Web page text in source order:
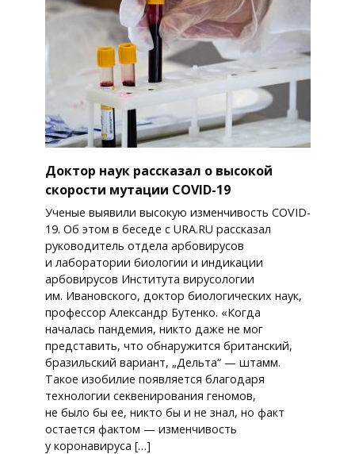
Доктор наук рассказал о высокой
скорости мутации COVID-19
Ученые выявили высокую изменчивость COVID-
19. Об этом в беседе с URA.RU рассказал
руководитель отдела арбовирусов
и лаборатории биологии и индикации
арбовирусов Института вирусологии
им. Ивановского, доктор биологических наук,
профессор Александр Бутенко. «Когда
началась пандемия, никто даже не мог
представить, что обнаружится британский,
бразильский вариант, „Дельта“ — штамм.
Такое изобилие появляется благодаря
технологии секвенирования геномов,
не было бы ее, никто бы и не знал, но факт
остается фактом — изменчивость
у коронавируса […]